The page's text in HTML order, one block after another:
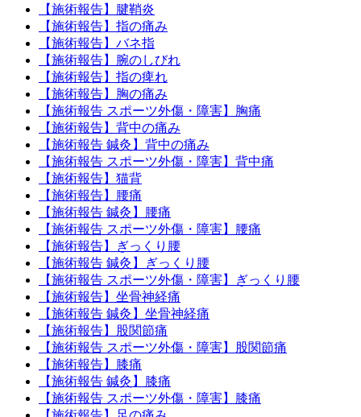
【施術報告】腱鞘炎
【施術報告】指の痛み
【施術報告】バネ指
【施術報告】腕のしびれ
【施術報告】指の痺れ
【施術報告】胸の痛み
【施術報告 スポーツ外傷・障害】胸痛
【施術報告】背中の痛み
【施術報告 鍼灸】背中の痛み
【施術報告 スポーツ外傷・障害】背中痛
【施術報告】猫背
【施術報告】腰痛
【施術報告 鍼灸】腰痛
【施術報告 スポーツ外傷・障害】腰痛
【施術報告】ぎっくり腰
【施術報告 鍼灸】ぎっくり腰
【施術報告 スポーツ外傷・障害】ぎっくり腰
【施術報告】坐骨神経痛
【施術報告 鍼灸】坐骨神経痛
【施術報告】股関節痛
【施術報告 スポーツ外傷・障害】股関節痛
【施術報告】膝痛
【施術報告 鍼灸】膝痛
【施術報告 スポーツ外傷・障害】膝痛